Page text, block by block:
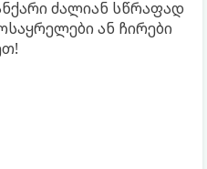
ძალიან სწრაფად
ან ჩირები